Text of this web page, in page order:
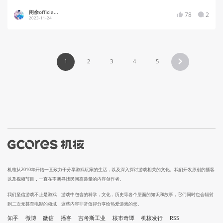
闲余officia...
2023-11-24 78 2
1 2 3 4 5
机核从2010年开始一直致力于分享游戏玩家的生活，以及深入探讨游戏相关的文化。我们开发原创的播客
以及视频节目，一直在不断寻找民间高质量的内容创作者。
我们坚信游戏不止是游戏，游戏中包含的科学，文化，历史等各个层面的知识和故事，它们同时也会辐射
到二次元甚至电影的领域，这些内容非常值得分享给热爱游戏的您。
知乎 微博 微信 播客 吉考斯工业 核市奇谭 机核发行 RSS